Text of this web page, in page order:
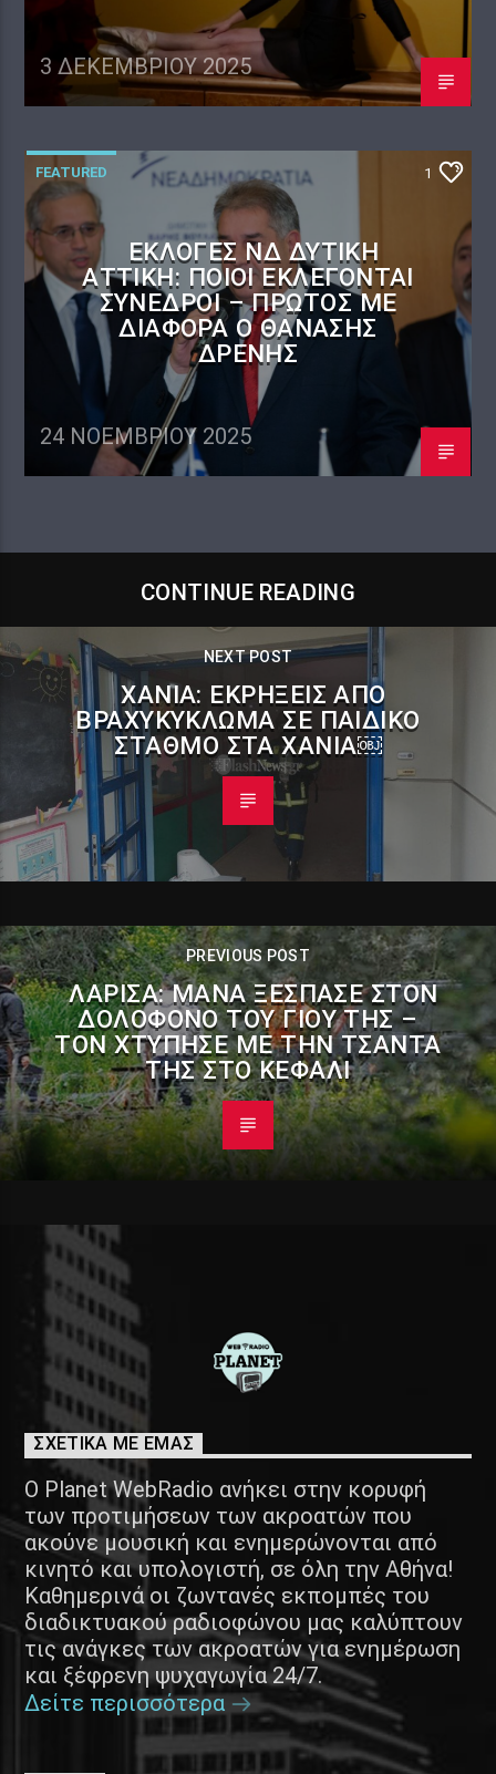
3 ΔΕΚΕΜΒΡΊΟΥ 2025
FEATURED 1
ΕΚΛΟΓΈΣ ΝΔ ΔΥΤΙΚΉ
ΑΤΤΙΚΉ: ΠΟΙΟΙ ΕΚΛΈΓΟΝΤΑΙ
ΣΎΝΕΔΡΟΙ – ΠΡΏΤΟΣ ΜΕ
ΔΙΑΦΟΡΆ Ο ΘΑΝΆΣΗΣ
ΔΡΈΝΗΣ
24 ΝΟΕΜΒΡΊΟΥ 2025
CONTINUE READING
NEXT POST
ΧΑΝΙΆ: ΕΚΡΉΞΕΙΣ ΑΠΌ
ΒΡΑΧΥΚΎΚΛΩΜΑ ΣΕ ΠΑΙΔΙΚΌ
ΣΤΑΘΜΌ ΣΤΑ ΧΑΝΙΆ￼
PREVIOUS POST
ΛΆΡΙΣΑ: ΜΆΝΑ ΞΈΣΠΑΣΕ ΣΤΟΝ
ΔΟΛΟΦΌΝΟ ΤΟΥ ΓΙΟΥ ΤΗΣ –
ΤΟΝ ΧΤΎΠΗΣΕ ΜΕ ΤΗΝ ΤΣΆΝΤΑ
ΤΗΣ ΣΤΟ ΚΕΦΆΛΙ
ΣΧΕΤΙΚΑ ΜΕ ΕΜΑΣ
Ο Planet WebRadio ανήκει στην κορυφή
των προτιμήσεων των ακροατών που
ακούνε μουσική και ενημερώνονται από
κινητό και υπολογιστή, σε όλη την Αθήνα!
Καθημερινά οι ζωντανές εκπομπές του
διαδικτυακού ραδιοφώνου μας καλύπτουν
τις ανάγκες των ακροατών για ενημέρωση
και ξέφρενη ψυχαγωγία 24/7.
Δείτε περισσότερα